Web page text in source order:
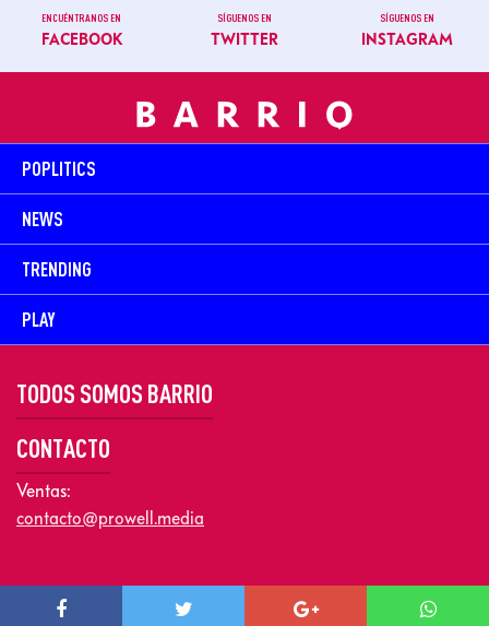
ENCUÉNTRANOS EN
FACEBOOK
SÍGUENOS EN
TWITTER
SÍGUENOS EN
INSTAGRAM
POPLITICS
NEWS
TRENDING
PLAY
TODOS SOMOS BARRIO
CONTACTO
Ventas:
contacto@prowell.media
Copyright © 2026 Prowel Media. Todos los derechos reservados – Aviso de Privacidad